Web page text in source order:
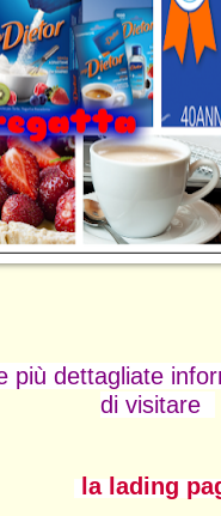
più dettagliate
di visitare
la lading